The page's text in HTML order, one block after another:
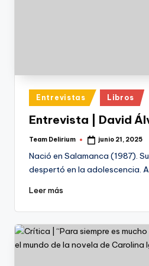
Publicado
en
Entrevistas Libros
Entrevista | David
Publicado
Team Delirium junio 21, 2025
Nació en Salamanca (1987).
despertó en la adolescencia.
Leer más